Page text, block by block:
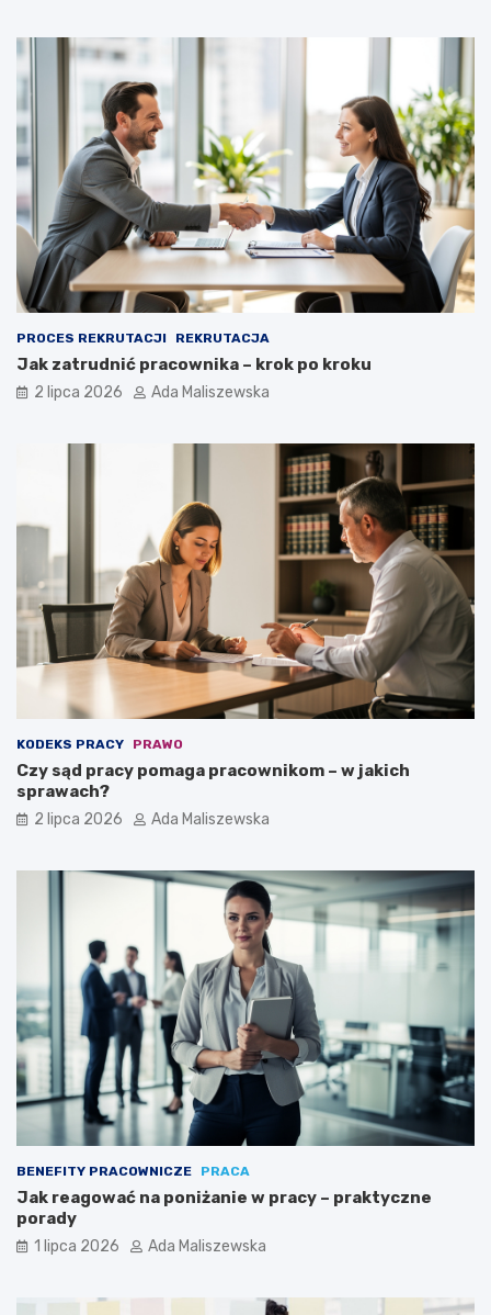
PROCES REKRUTACJI REKRUTACJA
Jak zatrudnić pracownika – krok po kroku
2 lipca 2026 Ada Maliszewska
KODEKS PRACY PRAWO
Czy sąd pracy pomaga pracownikom – w jakich
sprawach?
2 lipca 2026 Ada Maliszewska
BENEFITY PRACOWNICZE PRACA
Jak reagować na poniżanie w pracy – praktyczne
porady
1 lipca 2026 Ada Maliszewska